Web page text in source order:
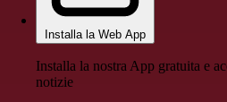
Installa la Web App
Installa la nostra App gratuita e
notizie